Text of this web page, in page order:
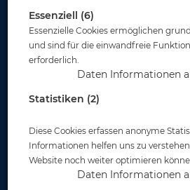
Essenziell (6)
Essenzielle Cookies ermöglichen
und sind für die einwandfreie
erforderlich.
Daten Informationen
Statistiken (2)
Diese Cookies erfassen anonyme
Informationen helfen uns zu
Website noch weiter optimieren
Daten Informationen